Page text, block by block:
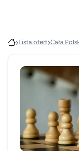
Lista ofert Cała